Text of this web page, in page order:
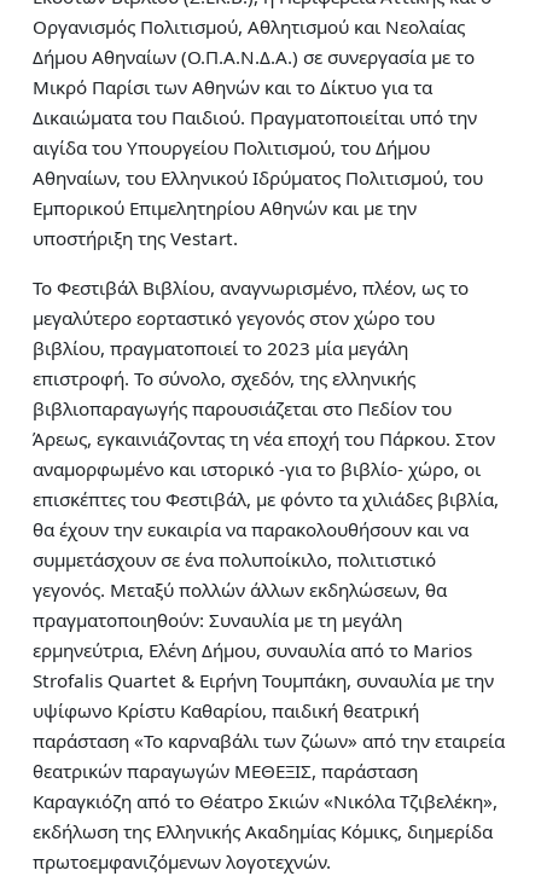
Οργανισμός Πολιτισμού, Αθλητισμού και Νεολαίας
Δήμου Αθηναίων (Ο.Π.Α.Ν.Δ.Α.) σε συνεργασία με το
Μικρό Παρίσι των Αθηνών και το Δίκτυο για τα
Δικαιώματα του Παιδιού. Πραγματοποιείται υπό την
αιγίδα του Υπουργείου Πολιτισμού, του Δήμου
Αθηναίων, του Ελληνικού Ιδρύματος Πολιτισμού, του
Εμπορικού Επιμελητηρίου Αθηνών και με την
υποστήριξη της Vestart.
Το Φεστιβάλ Βιβλίου, αναγνωρισμένο, πλέον, ως το
μεγαλύτερο εορταστικό γεγονός στον χώρο του
βιβλίου, πραγματοποιεί το 2023 μία μεγάλη
επιστροφή. Το σύνολο, σχεδόν, της ελληνικής
βιβλιοπαραγωγής παρουσιάζεται στο Πεδίον του
Άρεως, εγκαινιάζοντας τη νέα εποχή του Πάρκου. Στον
αναμορφωμένο και ιστορικό -για το βιβλίο- χώρο, οι
επισκέπτες του Φεστιβάλ, με φόντο τα χιλιάδες βιβλία,
θα έχουν την ευκαιρία να παρακολουθήσουν και να
συμμετάσχουν σε ένα πολυποίκιλο, πολιτιστικό
γεγονός. Μεταξύ πολλών άλλων εκδηλώσεων, θα
πραγματοποιηθούν: Συναυλία με τη μεγάλη
ερμηνεύτρια, Ελένη Δήμου, συναυλία από το Marios
Strofalis Quartet & Ειρήνη Τουμπάκη, συναυλία με την
υψίφωνο Κρίστυ Καθαρίου, παιδική θεατρική
παράσταση «Το καρναβάλι των ζώων» από την εταιρεία
θεατρικών παραγωγών ΜΕΘΕΞΙΣ, παράσταση
Καραγκιόζη από το Θέατρο Σκιών «Νικόλα Τζιβελέκη»,
εκδήλωση της Ελληνικής Ακαδημίας Κόμικς, διημερίδα
πρωτοεμφανιζόμενων λογοτεχνών.